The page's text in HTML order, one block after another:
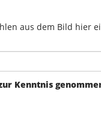
aus dem Bild hier
Kenntnis